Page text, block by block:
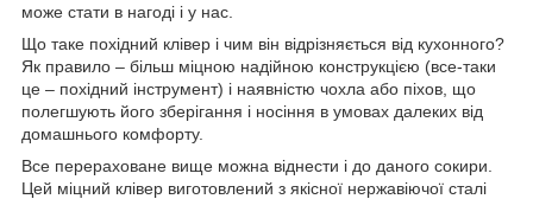
може стати в нагоді і у нас.
Що таке похідний клівер і чим він відрізняється від кухонного?
Як правило – більш міцною надійною конструкцією (все-таки
це – похідний інструмент) і наявністю чохла або піхов, що
полегшують його зберігання і носіння в умовах далеких від
домашнього комфорту.
Все перераховане вище можна віднести і до даного сокири.
Цей міцний клівер виготовлений з якісної нержавіючої сталі